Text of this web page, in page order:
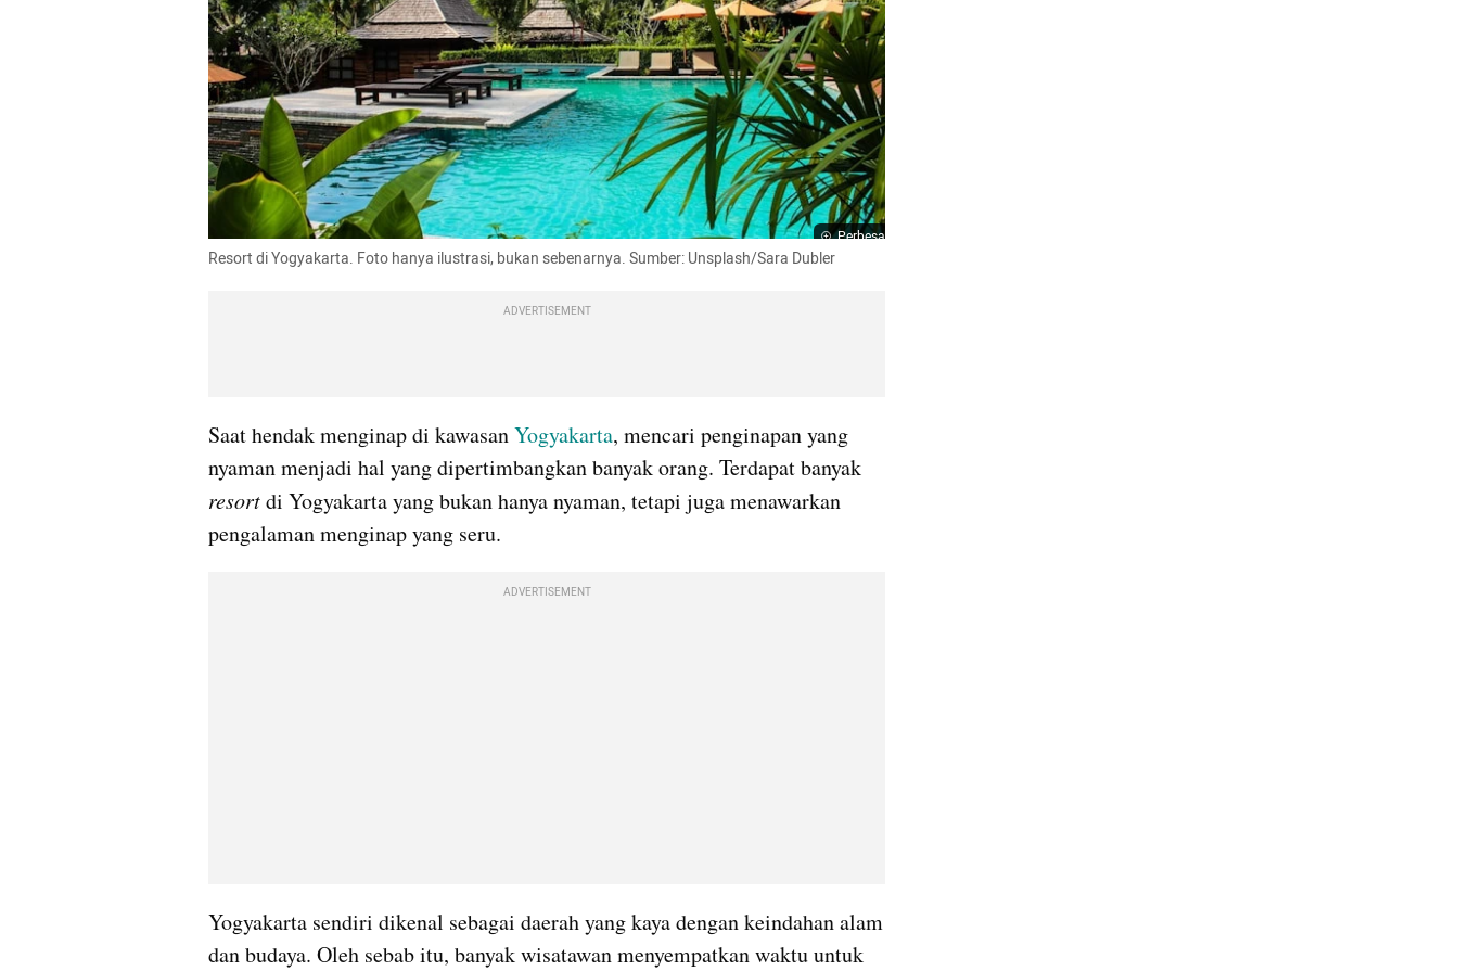
Perbesar
Resort di Yogyakarta. Foto hanya ilustrasi, bukan sebenarnya. Sumber: Unsplash/Sara Dubler
ADVERTISEMENT
Saat hendak menginap di kawasan Yogyakarta, mencari penginapan yang
resort di Yogyakarta yang bukan hanya nyaman, tetapi juga menawarkan
pengalaman menginap yang seru.
ADVERTISEMENT
Yogyakarta sendiri dikenal sebagai daerah yang kaya dengan keindahan alam
dan budaya. Oleh sebab itu, banyak wisatawan menyempatkan waktu untuk